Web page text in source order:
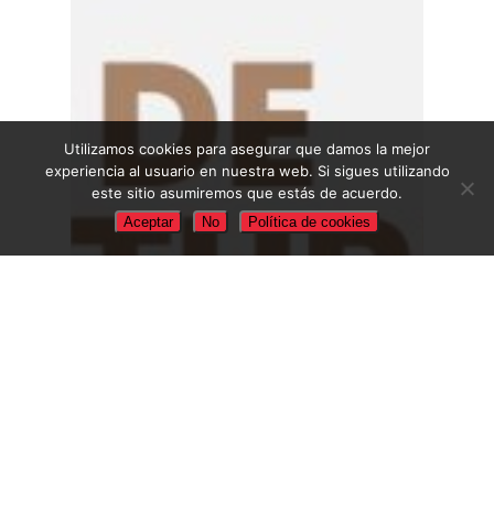
Utilizamos cookies para asegurar que damos la mejor
experiencia al usuario en nuestra web. Si sigues utilizando
este sitio asumiremos que estás de acuerdo.
Aceptar No Política de cookies